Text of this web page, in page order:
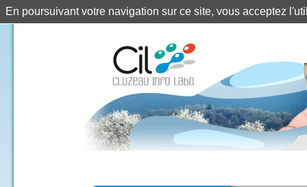
En poursuivant votre navigation sur ce site, vous acceptez